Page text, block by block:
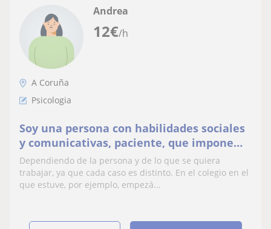
12€/h
Andrea
A Coruña
Psicologia
Soy una persona con habilidades sociales
y comunicativas, paciente, que impone
respeto pero desde el cuidado y no el
castigo, tengo experiencia con personas
con TEA y TDAH. Me encantan los niños y
Dependiendo de la persona y de lo que se quiera
trabajar, ya que cada caso es distinto. En el colegio en el
que estuve, por ejemplo, empezá...